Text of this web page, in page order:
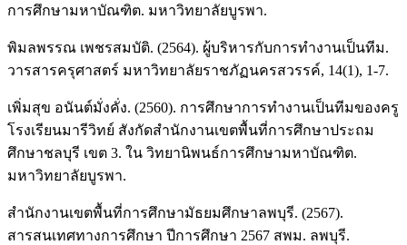
การศึกษามหาบัณฑิต. มหาวิทยาลัยบูรพา.
พิมลพรรณ เพชรสมบัติ. (2564). ผู้บริหารกับการทำงานเป็นทีม.
วารสารครุศาสตร์ มหาวิทยาลัยราชภัฏนครสวรรค์, 14(1), 1-7.
เพิ่มสุข อนันต์มั่งคั่ง. (2560). การศึกษาการทำงานเป็นทีมของครู
โรงเรียนมารีวิทย์ สังกัดสำนักงานเขตพื้นที่การศึกษาประถม
ศึกษาชลบุรี เขต 3. ใน วิทยานิพนธ์การศึกษามหาบัณฑิต.
มหาวิทยาลัยบูรพา.
สำนักงานเขตพื้นที่การศึกษามัธยมศึกษาลพบุรี. (2567).
สารสนเทศทางการศึกษา ปีการศึกษา 2567 สพม. ลพบุรี.